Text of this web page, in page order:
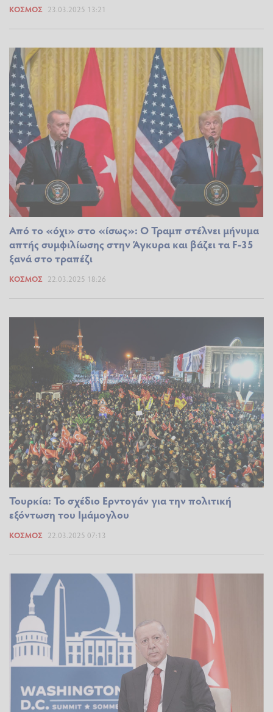
ΚΌΣΜΟΣ 23.03.2025 13:21
Από το «όχι» στο «ίσως»: Ο Τραμπ στέλνει μήνυμα
απτής συμφιλίωσης στην Άγκυρα και βάζει τα F-35
ξανά στο τραπέζι
ΚΌΣΜΟΣ 22.03.2025 18:26
Τουρκία: Το σχέδιο Ερντογάν για την πολιτική
εξόντωση του Ιμάμογλου
ΚΌΣΜΟΣ 22.03.2025 07:13